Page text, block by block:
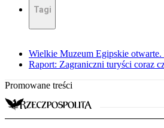
Tagi
Wielkie Muzeum Egipskie otwarte.
Raport: Zagraniczni turyści coraz
Promowane treści